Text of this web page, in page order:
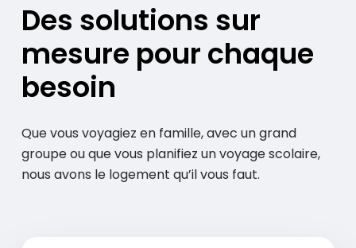
Des solutions sur
mesure pour chaque
besoin
Que vous voyagiez en famille, avec un grand
groupe ou que vous planifiez un voyage scolaire,
nous avons le logement qu’il vous faut.